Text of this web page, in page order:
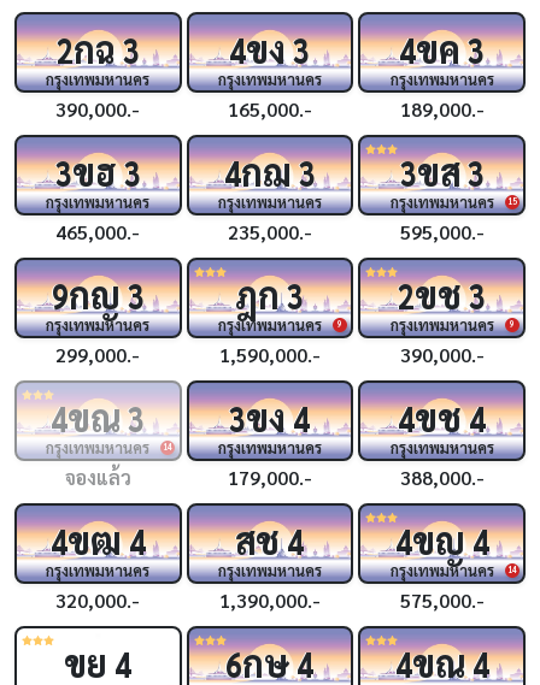
2กฉ3
กรุงเทพมหานคร
390,000.-
4ขง3
กรุงเทพมหานคร
165,000.-
4ขค3
กรุงเทพมหานคร
189,000.-
3ขฮ3
กรุงเทพมหานคร
465,000.-
4กฌ3
กรุงเทพมหานคร
235,000.-
15
3ขส3
กรุงเทพมหานคร
595,000.-
9กญ3
กรุงเทพมหานคร
299,000.-
9
ฎก3
กรุงเทพมหานคร
1,590,000.-
9
2ขช3
กรุงเทพมหานคร
390,000.-
14
4ขณ3
กรุงเทพมหานคร
จองแล้ว
3ขง4
กรุงเทพมหานคร
179,000.-
4ขช4
กรุงเทพมหานคร
388,000.-
4ขฒ4
กรุงเทพมหานคร
320,000.-
สช4
กรุงเทพมหานคร
1,390,000.-
14
4ขญ4
กรุงเทพมหานคร
575,000.-
ขย 4 6กษ4 4ขณ4